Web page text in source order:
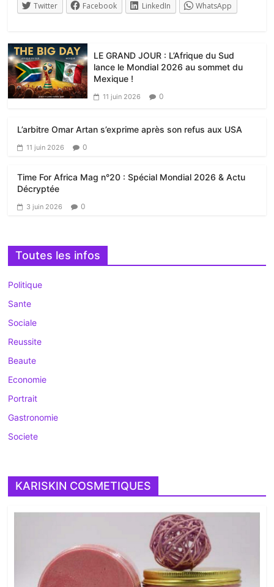
Twitter Facebook LinkedIn WhatsApp
LE GRAND JOUR : L’Afrique du Sud
lance le Mondial 2026 au sommet du
Mexique !
11 juin 2026 0
L’arbitre Omar Artan s’exprime après son refus aux USA
11 juin 2026 0
Time For Africa Mag n°20 : Spécial Mondial 2026 & Actu
Décryptée
3 juin 2026 0
Toutes les infos
Politique
Sante
Sociale
Reussite
Beaute
Economie
Portrait
Gastronomie
Societe
KARISKIN COSMETIQUES